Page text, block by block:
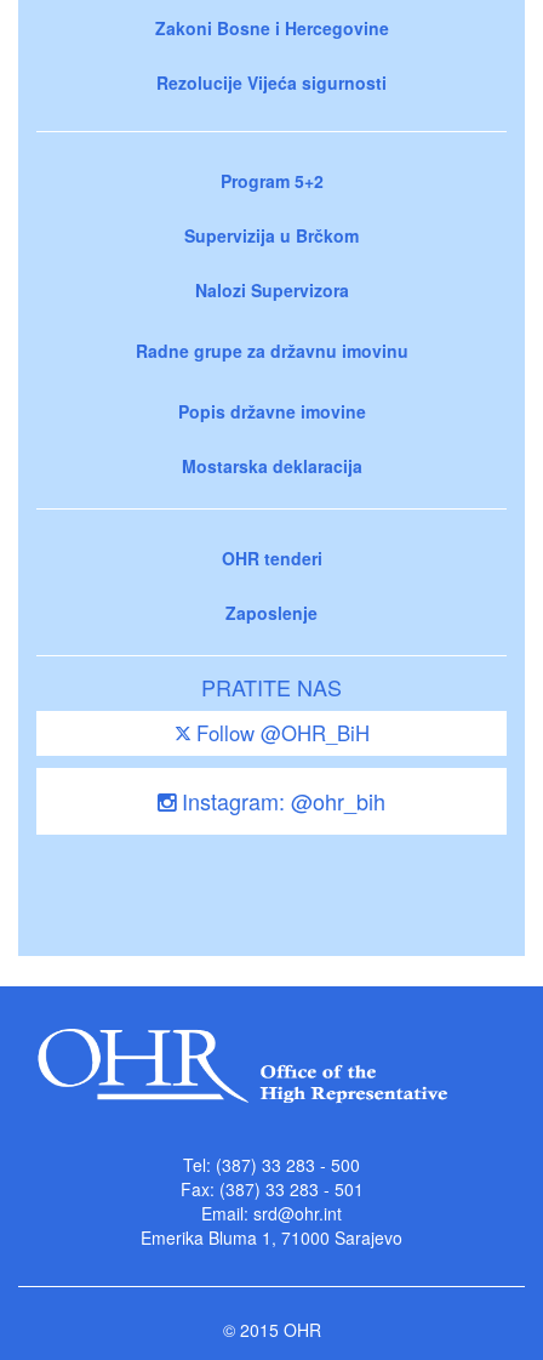
Zakoni Bosne i Hercegovine
Rezolucije Vijeća sigurnosti
Program 5+2
Supervizija u Brčkom
Nalozi Supervizora
Radne grupe za državnu imovinu
Popis državne imovine
Mostarska deklaracija
OHR tenderi
Zaposlenje
PRATITE NAS
Follow @OHR_BiH
Instagram: @ohr_bih
Tel: (387) 33 283 - 500
Fax: (387) 33 283 - 501
Email: srd@ohr.int
Emerika Bluma 1, 71000 Sarajevo
© 2015 OHR